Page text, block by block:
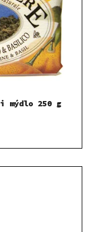
mýdlo 250 g